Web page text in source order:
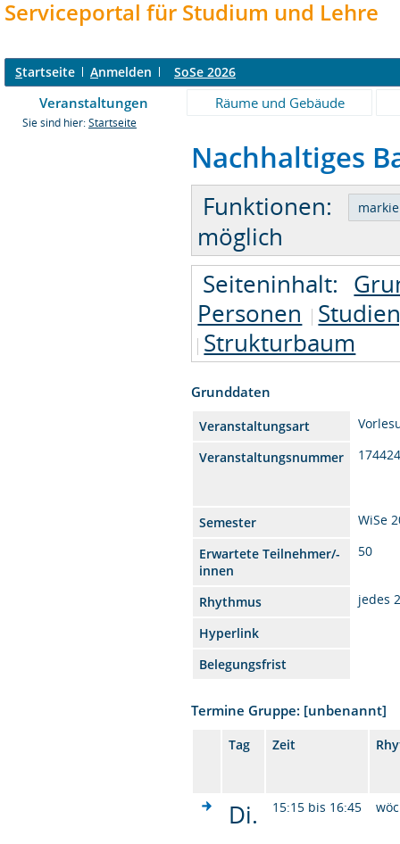
Serviceportal für Studium und Lehre
Startseite Anmelden SoSe 2026
Veranstaltungen Räume und Gebäude
Sie sind hier: Startseite
Nachhaltiges
Funktionen:
möglich
Seiteninhalt:
Personen
Strukturbaum
Grunddaten
Veranstaltungsart
Veranstaltungsnummer
Semester
WiSe
Erwartete Teilnehmer/-
innen
50
Rhythmus
jedes
Hyperlink
Belegungsfrist
Termine Gruppe: [unbenannt]
Tag Zeit
Di. 15:15 bis 16:45